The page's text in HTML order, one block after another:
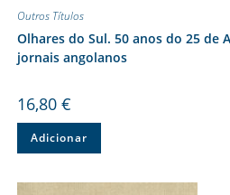
Outros Títulos
Olhares do Sul. 50 anos do 25 de
jornais angolanos
16,80 €
Adicionar